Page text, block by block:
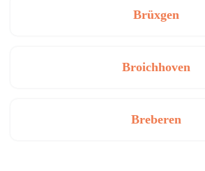
Brüxgen
Broichhoven
Breberen